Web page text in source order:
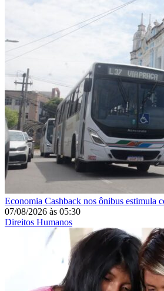
Economia Cashback nos ônibus estimula
07/08/2026 às 05:30
Direitos Humanos